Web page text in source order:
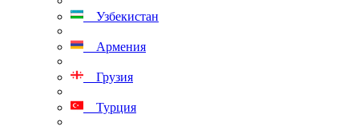
Узбекистан
Армения
Грузия
Турция